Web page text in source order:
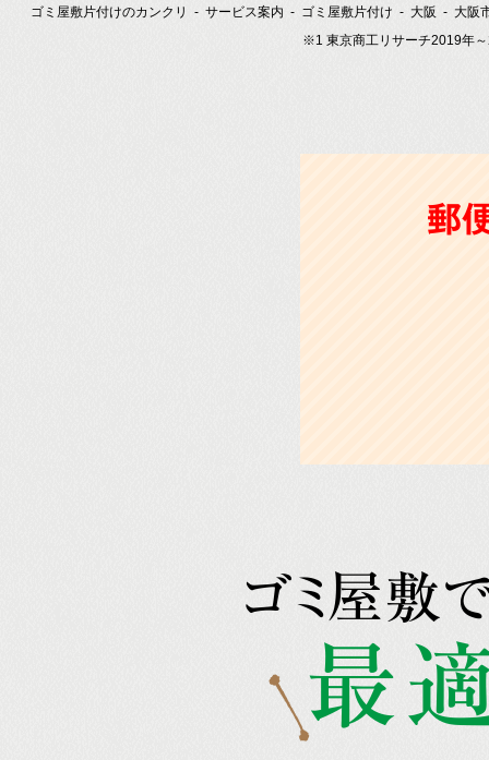
ゴミ屋敷片付けのカンクリ サービス案内 ゴミ屋敷片付け 大阪
大阪
※1 東京商工リサーチ2019年～
郵
ゴミ屋敷
最